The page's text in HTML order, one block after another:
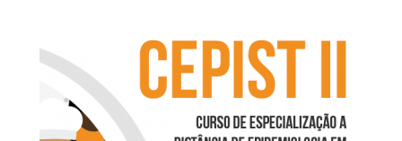
sindicais
Jornada
Nacional
de
Saúde